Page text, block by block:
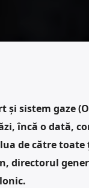
sistem gaze
încă o dată,
de către
directorul